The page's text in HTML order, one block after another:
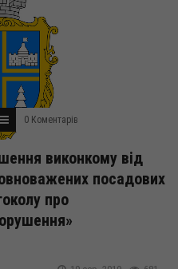
0 Коментарів
виконкому від
посадових
про